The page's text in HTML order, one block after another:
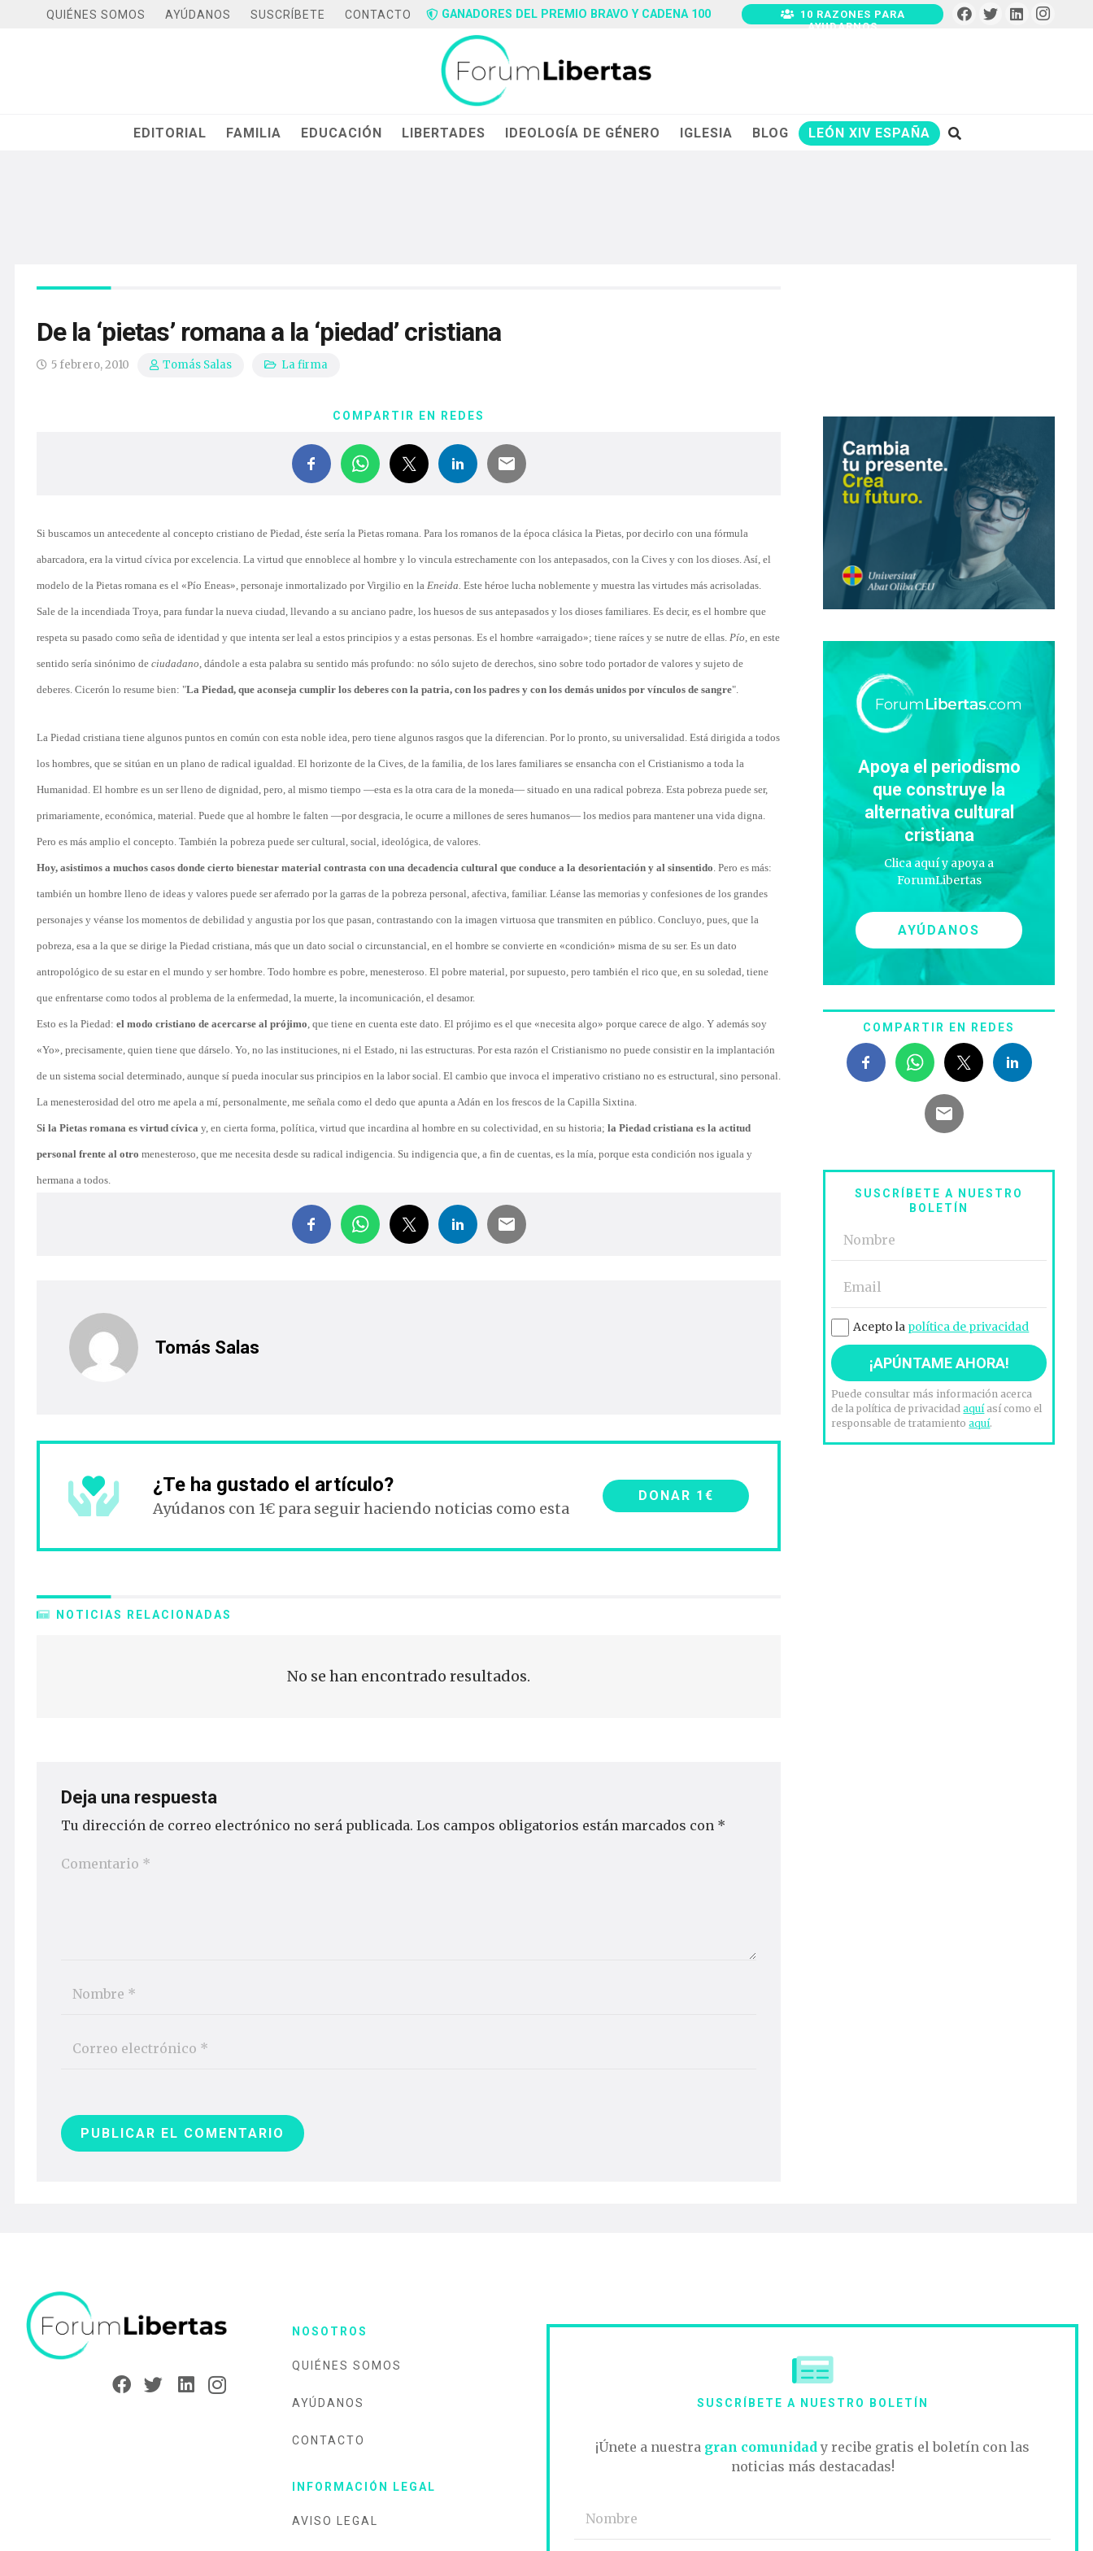
QUIÉNES SOMOS AYÚDANOS SUSCRÍBETE CONTACTO GANADORES DEL PREMIO BRAVO Y CADENA 100
10 RAZONES PARA
AYUDARNOS
EDITORIAL FAMILIA EDUCACIÓN LIBERTADES IDEOLOGÍA DE GÉNERO IGLESIA BLOG LEÓN XIV ESPAÑA
De la ‘pietas’ romana a la ‘piedad’ cristiana
5 febrero, 2010 Tomás Salas La firma
COMPARTIR EN REDES
Si buscamos un antecedente al concepto cristiano de Piedad, éste sería la Pietas romana. Para los romanos de la época clásica la Pietas, por decirlo con una fórmula
abarcadora, era la virtud cívica por excelencia. La virtud que ennoblece al hombre y lo vincula estrechamente con los antepasados, con la Cives y con los dioses. Así, el
modelo de la Pietas romana es el «Pío Eneas», personaje inmortalizado por Virgilio en la Eneida. Este héroe lucha noblemente y muestra las virtudes más acrisoladas.
Sale de la incendiada Troya, para fundar la nueva ciudad, llevando a su anciano padre, los huesos de sus antepasados y los dioses familiares. Es decir, es el hombre que
respeta su pasado como seña de identidad y que intenta ser leal a estos principios y a estas personas. Es el hombre «arraigado»; tiene raíces y se nutre de ellas. Pío, en este
sentido sería sinónimo de ciudadano, dándole a esta palabra su sentido más profundo: no sólo sujeto de derechos, sino sobre todo portador de valores y sujeto de
deberes. Cicerón lo resume bien: "La Piedad, que aconseja cumplir los deberes con la patria, con los padres y con los demás unidos por vínculos de sangre".
La Piedad cristiana tiene algunos puntos en común con esta noble idea, pero tiene algunos rasgos que la diferencian. Por lo pronto, su universalidad. Está dirigida a todos
los hombres, que se sitúan en un plano de radical igualdad. El horizonte de la Cives, de la familia, de los lares familiares se ensancha con el Cristianismo a toda la
Humanidad. El hombre es un ser lleno de dignidad, pero, al mismo tiempo —esta es la otra cara de la moneda— situado en una radical pobreza. Esta pobreza puede ser,
primariamente, económica, material. Puede que al hombre le falten —por desgracia, le ocurre a millones de seres humanos— los medios para mantener una vida digna.
Pero es más amplio el concepto. También la pobreza puede ser cultural, social, ideológica, de valores.
Hoy, asistimos a muchos casos donde cierto bienestar material contrasta con una decadencia cultural que conduce a la desorientación y al sinsentido. Pero es más:
también un hombre lleno de ideas y valores puede ser aferrado por la garras de la pobreza personal, afectiva, familiar. Léanse las memorias y confesiones de los grandes
personajes y véanse los momentos de debilidad y angustia por los que pasan, contrastando con la imagen virtuosa que transmiten en público. Concluyo, pues, que la
pobreza, esa a la que se dirige la Piedad cristiana, más que un dato social o circunstancial, en el hombre se convierte en «condición» misma de su ser. Es un dato
antropológico de su estar en el mundo y ser hombre. Todo hombre es pobre, menesteroso. El pobre material, por supuesto, pero también el rico que, en su soledad, tiene
que enfrentarse como todos al problema de la enfermedad, la muerte, la incomunicación, el desamor.
Esto es la Piedad: el modo cristiano de acercarse al prójimo, que tiene en cuenta este dato. El prójimo es el que «necesita algo» porque carece de algo. Y además soy
«Yo», precisamente, quien tiene que dárselo. Yo, no las instituciones, ni el Estado, ni las estructuras. Por esta razón el Cristianismo no puede consistir en la implantación
de un sistema social determinado, aunque sí pueda inocular sus principios en la labor social. El cambio que invoca el imperativo cristiano no es estructural, sino personal.
La menesterosidad del otro me apela a mí, personalmente, me señala como el dedo que apunta a Adán en los frescos de la Capilla Sixtina.
Si la Pietas romana es virtud cívica y, en cierta forma, política, virtud que incardina al hombre en su colectividad, en su historia; la Piedad cristiana es la actitud
personal frente al otro menesteroso, que me necesita desde su radical indigencia. Su indigencia que, a fin de cuentas, es la mía, porque esta condición nos iguala y
hermana a todos.
Tomás Salas
¿Te ha gustado el artículo?
Ayúdanos con 1€ para seguir haciendo noticias como esta
DONAR 1€
NOTICIAS RELACIONADAS
No se han encontrado resultados.
Deja una respuesta
Tu dirección de correo electrónico no será publicada. Los campos obligatorios están marcados con *
PUBLICAR EL COMENTARIO
Apoya el periodismo
que construye la
alternativa cultural
cristiana
Clica aquí y apoya a
ForumLibertas
AYÚDANOS
COMPARTIR EN REDES
SUSCRÍBETE A NUESTRO
BOLETÍN
Acepto la política de privacidad
Puede consultar más información acerca
de la política de privacidadaquíasí como el
responsable de tratamientoaquí.
NOSOTROS
QUIÉNES SOMOS
AYÚDANOS
CONTACTO
INFORMACIÓN LEGAL
AVISO LEGAL
SUSCRÍBETE A NUESTRO BOLETÍN
¡Únete a nuestra gran comunidady recibe gratis el boletín con las
noticias más destacadas!